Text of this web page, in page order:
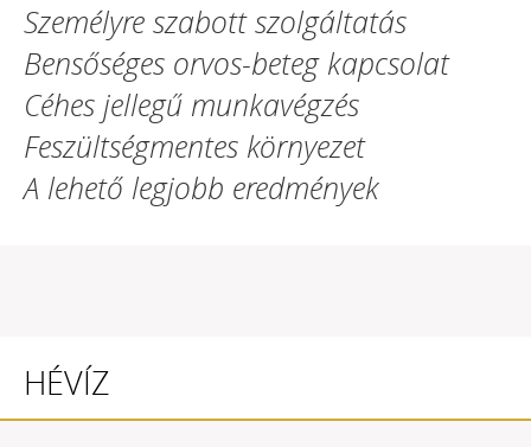
Személyre szabott szolgáltatás
Bensőséges orvos-beteg kapcsolat
Céhes jellegű munkavégzés
Feszültségmentes környezet
A lehető legjobb eredmények
HÉVÍZ